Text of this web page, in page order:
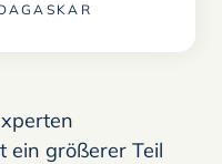
ein größerer Teil